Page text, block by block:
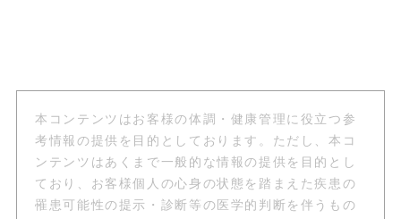
本コンテンツはお客様の体調・健康管理に役立つ参
考情報の提供を目的としております。ただし、本コ
ンテンツはあくまで一般的な情報の提供を目的とし
ており、お客様個人の心身の状態を踏まえた疾患の
罹患可能性の提示・診断等の医学的判断を伴うもの